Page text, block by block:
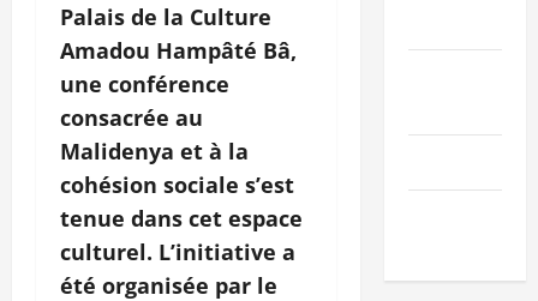
Palais de la Culture
Amadou Hampâté Bâ,
une conférence
consacrée au
Malidenya et à la
cohésion sociale s’est
tenue dans cet espace
culturel. L’initiative a
été organisée par le